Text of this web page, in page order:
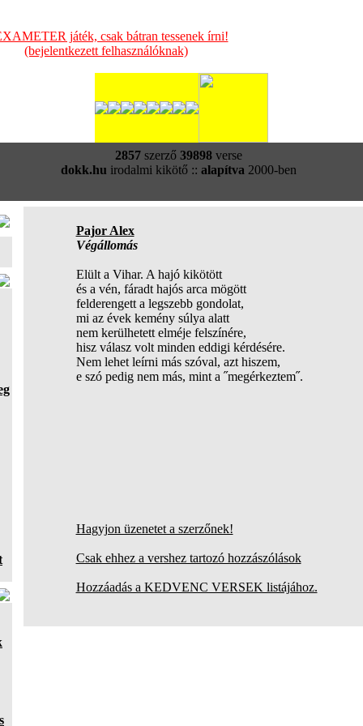
játék, csak bátran tessenek írni!
(bejelentkezett felhasználóknak)
2857szerző 39898verse
dokk.hu irodalmi kikötő :: alapítva 2000-ben
Pajor Alex
Végállomás
Elült a Vihar. A hajó kikötött
és a vén, fáradt hajós arca mögött
felderengett a legszebb gondolat,
mi az évek kemény súlya alatt
nem kerülhetett elméje felszínére,
hisz válasz volt minden eddigi kérdésére.
Nem lehet leírni más szóval, azt hiszem,
e szó pedig nem más, mint a ˝megérkeztem˝.
Hagyjon üzenetet a szerzőnek!
Csak ehhez a vershez tartozó hozzászólások
Hozzáadás a KEDVENC VERSEK listájához.